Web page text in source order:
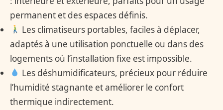
permanent et des espaces définis.
Les climatiseurs portables, faciles à déplacer,
adaptés à une utilisation ponctuelle ou dans des
logements où l’installation fixe est impossible.
Les déshumidificateurs, précieux pour réduire
l’humidité stagnante et améliorer le confort
thermique indirectement.